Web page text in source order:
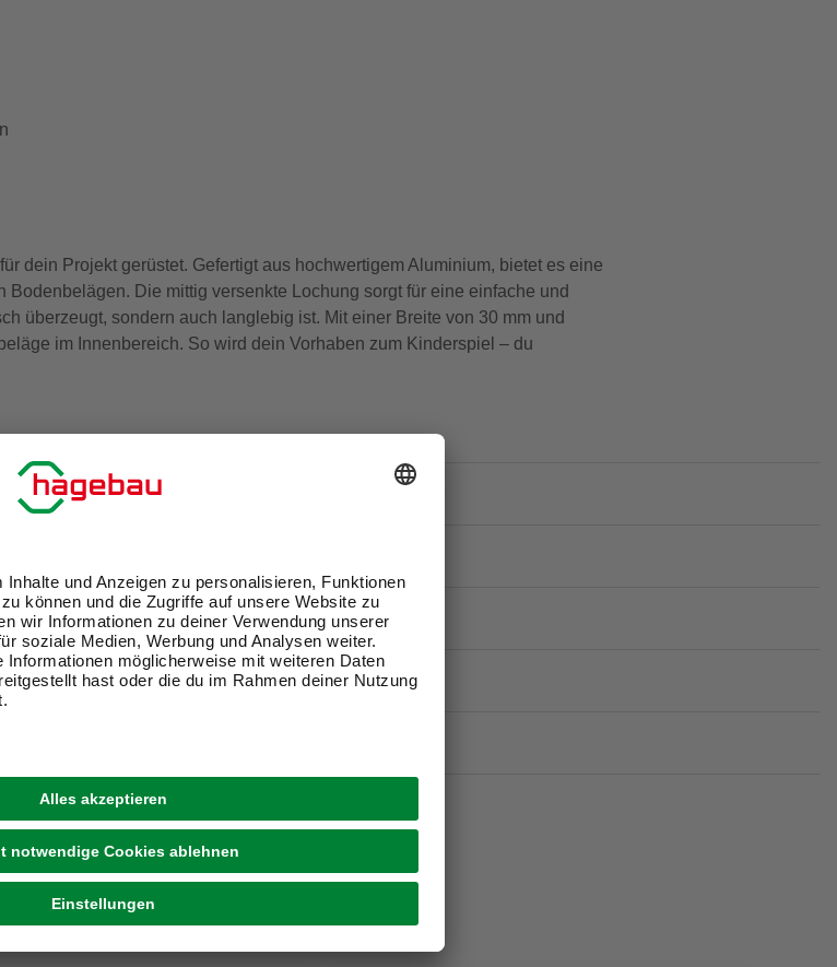
dein Projekt gerüstet. Gefertigt aus hochwertigem Aluminium, bietet es eine
Die mittig versenkte Lochung sorgt für eine einfache und
überzeugt, sondern auch langlebig ist. Mit einer Breite von 30 mm und
im Innenbereich. So wird dein Vorhaben zum Kinderspiel – du